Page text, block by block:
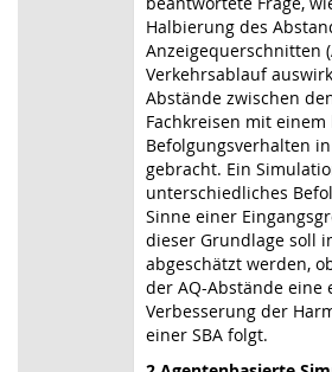
Halbierung des
Anzeigequerschnitten
Verkehrsablauf
Abstände zwischen
Fachkreisen mit einem
Befolgungsverhalten
gebracht. Ein
unterschiedliches
Sinne einer
dieser Grundlage soll
abgeschätzt werden,
der AQ-Abstände eine
Verbesserung der
einer SBA folgt.